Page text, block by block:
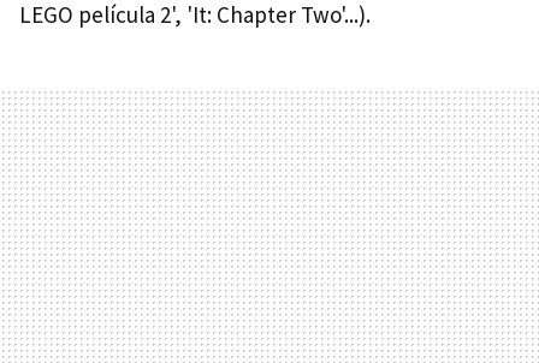
LEGO película 2', 'It: Chapter Two'...).